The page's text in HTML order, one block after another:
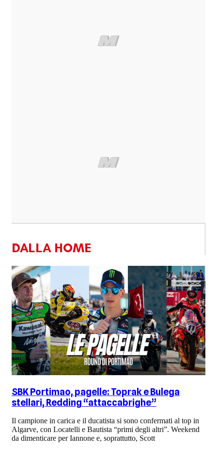
DALLA HOME
SBK Portimao, pagelle: Toprak e Bulega
stellari, Redding “attaccabrighe”
Il campione in carica e il ducatista si sono confermati al top in
Algarve, con Locatelli e Bautista “primi degli altri”. Weekend
da dimenticare per Iannone e, soprattutto, Scott